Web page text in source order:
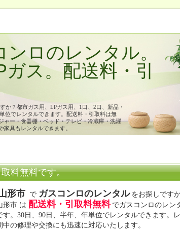
ロのレンタル。
ス。配送料・引
か？都市ガス用、LPガス用、1口、2口、新品・
位でレンタルできます。配送料・引取料は無
ャー・食器棚・ベッド・テレビ・冷蔵庫・洗濯
具もレンタルできます。
料無料です。
形市 で ガスコンロのレンタル をお探しです
形市 は 配送料・引取料無料 でガスコンロのレン
す。30日、90日、半年、年単位でレンタルできます。
中の修理や交換にも迅速に対応いたします。